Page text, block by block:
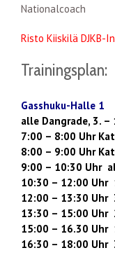
Nationalcoach
Risto Kiiskilä DJKB-
Trainingsplan:
Gasshuku-Halle 1
alle Dangrade, 3. –
7:00 – 8:00 Uhr
8:00 – 9:00 Uhr
9:00 – 10:30 Uhr
10:30 – 12:00 Uhr
12:00 – 13:30 Uhr
13:30 – 15:00 Uhr
15:00 – 16.30 Uhr
16:30 – 18:00 Uhr